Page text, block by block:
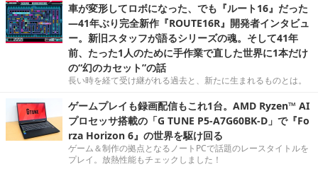
車が変形してロボになった、でも『ルート16』だった
―41年ぶり完全新作『ROUTE16R』開発者インタビュ
ー。新旧スタッフが語るシリーズの魂。そして41年
前、たった1人のために手作業で直した世界に1本だけ
の“幻のカセット”の話
長い時を経て受け継がれる過去と、新たに生まれるものとは。
ゲームプレイも録画配信もこれ1台。AMD Ryzen™ AI
プロセッサ搭載の「G TUNE P5-A7G60BK-D」で『Fo
rza Horizon 6』の世界を駆け回る
ゲーム＆制作の拠点となるノートPCで話題のレースタイトルを
プレイ。放熱性能もチェックしました！